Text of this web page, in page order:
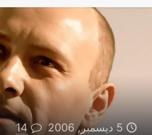
5 ديسمبر, 2006 14